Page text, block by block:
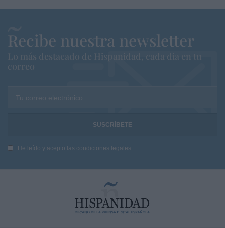
Recibe nuestra newsletter
Lo más destacado de Hispanidad, cada dia en tu
correo
Tu correo electrónico...
He leído y acepto las condiciones legales